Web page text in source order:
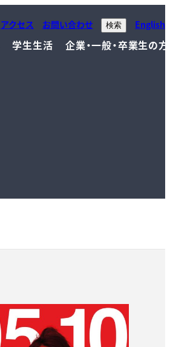
アクセス お問い合わせ 検索 English
学生生活 企業・一般・卒業生の方